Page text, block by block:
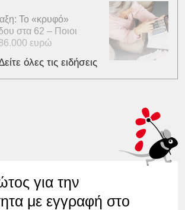
Το «κρυφό»
στα 62 – Ποιοι
ευρώ
όλες τις ειδήσεις
για την
με εγγραφή στο